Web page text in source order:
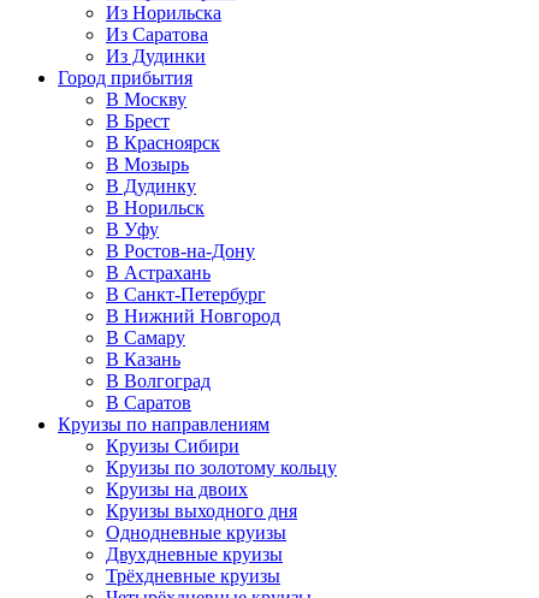
Из Норильска
Из Саратова
Из Дудинки
Город прибытия
В Москву
В Брест
В Красноярск
В Мозырь
В Дудинку
В Норильск
В Уфу
В Ростов-на-Дону
В Астрахань
В Санкт-Петербург
В Нижний Новгород
В Самару
В Казань
В Волгоград
В Саратов
Круизы по направлениям
Круизы Сибири
Круизы по золотому кольцу
Круизы на двоих
Круизы выходного дня
Однодневные круизы
Двухдневные круизы
Трёхдневные круизы